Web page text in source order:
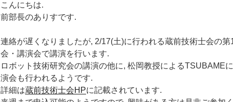
こんにちは.
前部長のありすです.
連絡が遅くなりましたが, 2/17(土)に行われる蔵前技術士会の第
会・講演会で講演を行います.
ロボット技術研究会の講演の他に, 松岡教授によるTSUBAME
演会も行われるようです.
詳細は蔵前技術士会HPに記載されています.